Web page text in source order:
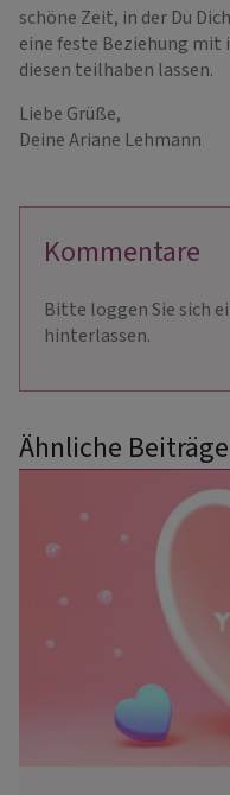
schöne Zeit, in der Du
eine feste Beziehung mit
diesen teilhaben lassen.
Liebe Grüße,
Deine Ariane Lehmann
Kommentare
Bitte loggen Sie sich
hinterlassen.
Ähnliche Beiträge